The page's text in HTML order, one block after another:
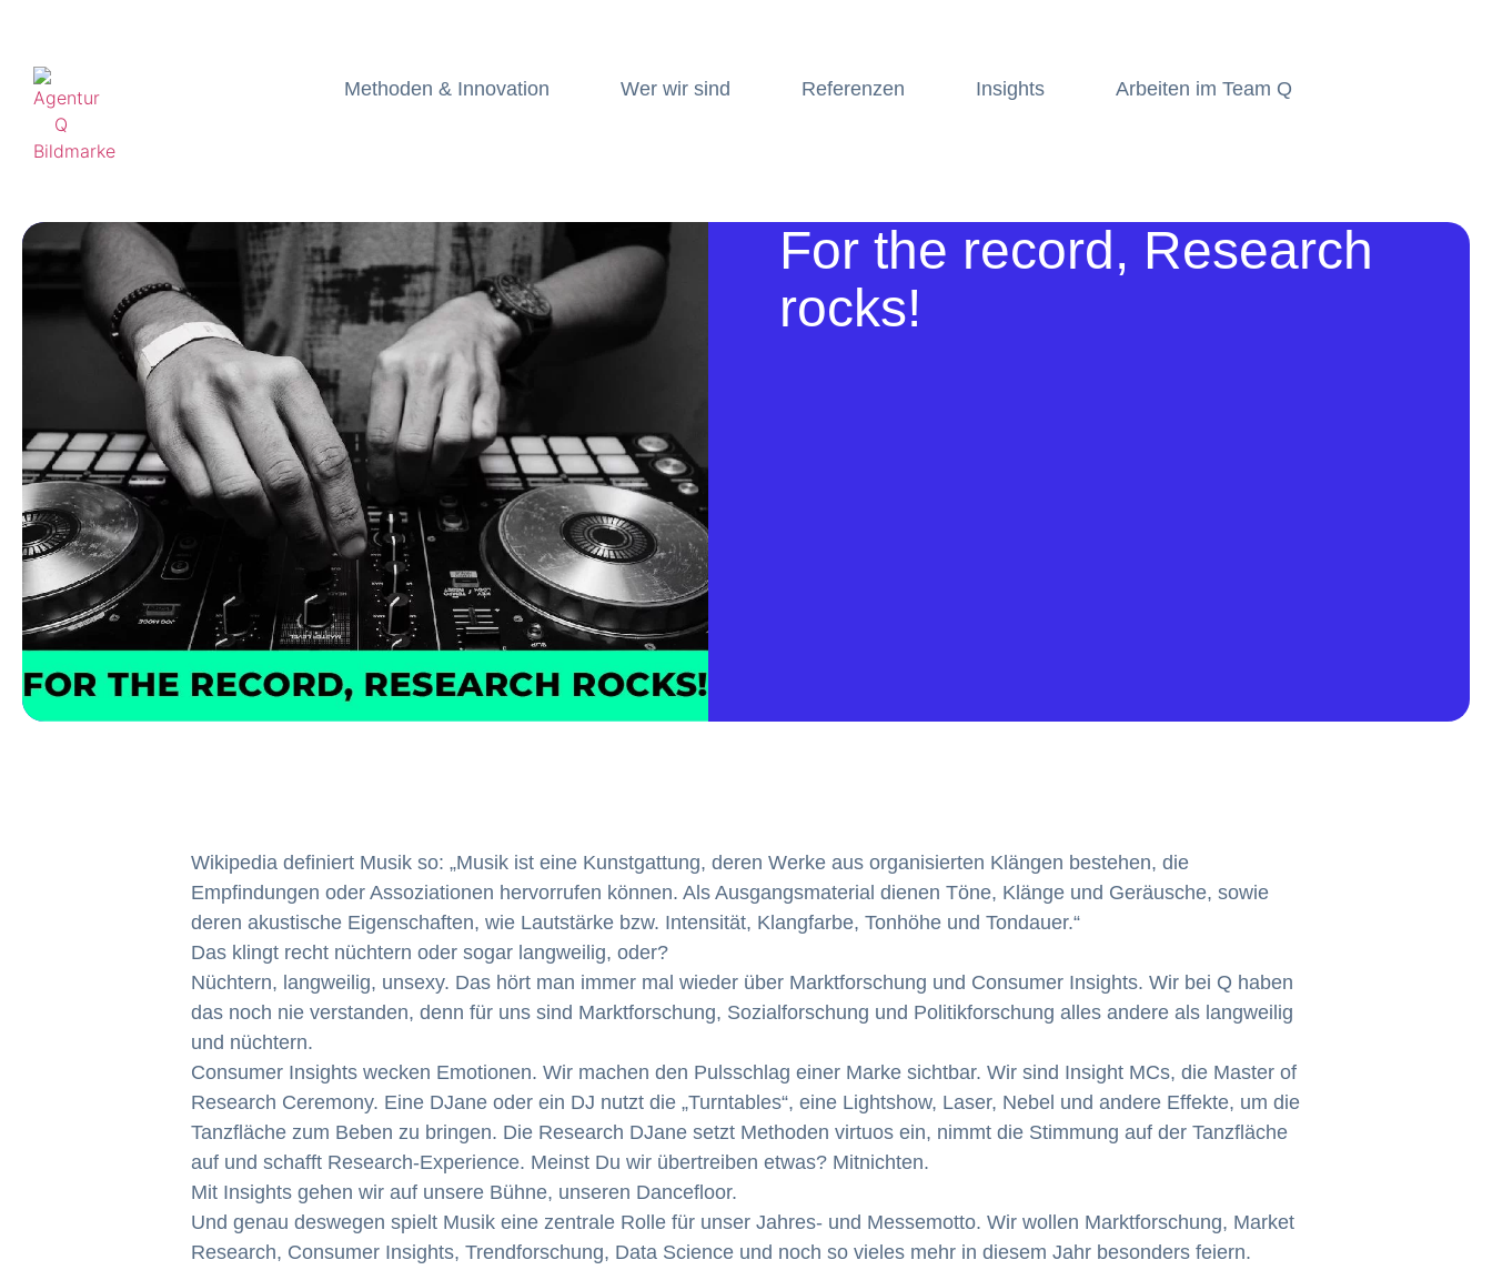
Methoden & Innovation Wer wir sind Referenzen Insights Arbeiten im Team Q
For the record, Research
rocks!
Wikipedia definiert Musik so: „Musik ist eine Kunstgattung, deren Werke aus organisierten Klängen bestehen, die
Empfindungen oder Assoziationen hervorrufen können. Als Ausgangsmaterial dienen Töne, Klänge und Geräusche, sowie
deren akustische Eigenschaften, wie Lautstärke bzw. Intensität, Klangfarbe, Tonhöhe und Tondauer.“
Das klingt recht nüchtern oder sogar langweilig, oder?
Nüchtern, langweilig, unsexy. Das hört man immer mal wieder über Marktforschung und Consumer Insights. Wir bei Q haben
das noch nie verstanden, denn für uns sind Marktforschung, Sozialforschung und Politikforschung alles andere als langweilig
und nüchtern.
Consumer Insights wecken Emotionen. Wir machen den Pulsschlag einer Marke sichtbar. Wir sind Insight MCs, die Master of
Research Ceremony. Eine DJane oder ein DJ nutzt die „Turntables“, eine Lightshow, Laser, Nebel und andere Effekte, um die
Tanzfläche zum Beben zu bringen. Die Research DJane setzt Methoden virtuos ein, nimmt die Stimmung auf der Tanzfläche
auf und schafft Research-Experience. Meinst Du wir übertreiben etwas? Mitnichten.
Mit Insights gehen wir auf unsere Bühne, unseren Dancefloor.
Und genau deswegen spielt Musik eine zentrale Rolle für unser Jahres- und Messemotto. Wir wollen Marktforschung, Market
Research, Consumer Insights, Trendforschung, Data Science und noch so vieles mehr in diesem Jahr besonders feiern.